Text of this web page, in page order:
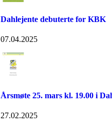
Dahlejente debuterte for KBK
07.04.2025
Årsmøte 25. mars kl. 19.00 i
27.02.2025